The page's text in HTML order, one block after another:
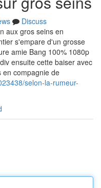
Discuss
aux gros seins en
s'empare d'un grosse
amie Bang 100% 1080p
ensuite cette baiser avec
en compagnie de
selon-la-rumeur-